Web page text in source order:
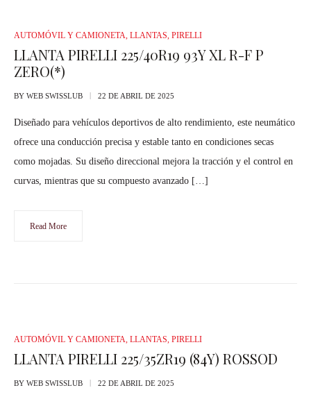
AUTOMÓVIL Y CAMIONETA, LLANTAS, PIRELLI
LLANTA PIRELLI 225/40R19 93Y XL R-F P
ZERO(*)
BY WEB SWISSLUB 22 DE ABRIL DE 2025
Diseñado para vehículos deportivos de alto rendimiento, este neumático
ofrece una conducción precisa y estable tanto en condiciones secas
como mojadas. Su diseño direccional mejora la tracción y el control en
curvas, mientras que su compuesto avanzado […]
Read More
AUTOMÓVIL Y CAMIONETA, LLANTAS, PIRELLI
LLANTA PIRELLI 225/35ZR19 (84Y) ROSSOD
BY WEB SWISSLUB 22 DE ABRIL DE 2025